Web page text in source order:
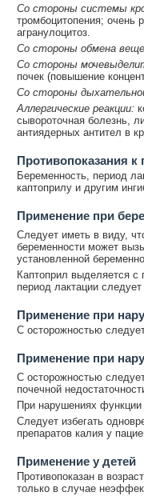
Со стороны системы
тромбоцитопения; очень
агранулоцитоз.
Со стороны обмена
Со стороны
почек (повышение
Со стороны
Аллергические реакции:
сывороточная болезнь,
антиядерных антител в
Противопоказания
Беременность, период
каптоприлу и другим
Применение при
Следует иметь в виду,
беременности может
установленной
Каптоприл выделяется
период лактации
Применение при
С осторожностью
Применение при
С осторожностью
почечной
При нарушениях
Следует избегать
препаратов калия у
Применение у детей
Противопоказан в
только в случае